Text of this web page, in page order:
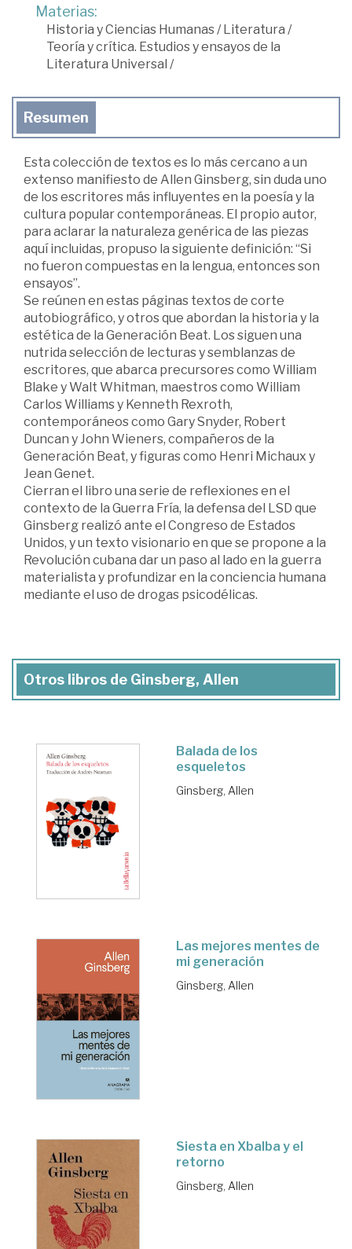
Materias:
Historia y Ciencias Humanas /Literatura /
Teoría y crítica. Estudios y ensayos de la
Literatura Universal /
Resumen
Esta colección de textos es lo más cercano a un
extenso manifiesto de Allen Ginsberg, sin duda uno
de los escritores más influyentes en la poesía y la
cultura popular contemporáneas. El propio autor,
para aclarar la naturaleza genérica de las piezas
aquí incluidas, propuso la siguiente definición: “Si
no fueron compuestas en la lengua, entonces son
ensayos”.
Se reúnen en estas páginas textos de corte
autobiográfico, y otros que abordan la historia y la
estética de la Generación Beat. Los siguen una
nutrida selección de lecturas y semblanzas de
escritores, que abarca precursores como William
Blake y Walt Whitman, maestros como William
Carlos Williams y Kenneth Rexroth,
contemporáneos como Gary Snyder, Robert
Duncan y John Wieners, compañeros de la
Generación Beat, y figuras como Henri Michaux y
Jean Genet.
Cierran el libro una serie de reflexiones en el
contexto de la Guerra Fría, la defensa del LSD que
Ginsberg realizó ante el Congreso de Estados
Unidos, y un texto visionario en que se propone a la
Revolución cubana dar un paso al lado en la guerra
materialista y profundizar en la conciencia humana
mediante el uso de drogas psicodélicas.
Otros libros de Ginsberg, Allen
Balada de los
esqueletos
Ginsberg, Allen
Las mejores mentes de
mi generación
Ginsberg, Allen
Siesta en Xbalba y el
retorno
Ginsberg, Allen